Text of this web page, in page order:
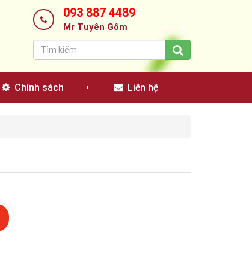
093 887 4489
Mr Tuyên Gốm
Chính sách Liên hệ